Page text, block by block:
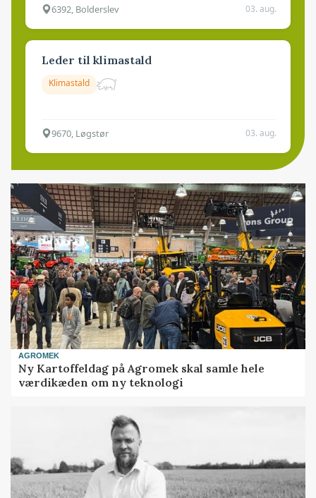
6392, Bolderslev 03. aug.
Leder til klimastald
Klimastald
9670, Løgstør 03. aug.
AGROMEK
Ny Kartoffeldag på Agromek skal samle hele
værdikæden om ny teknologi